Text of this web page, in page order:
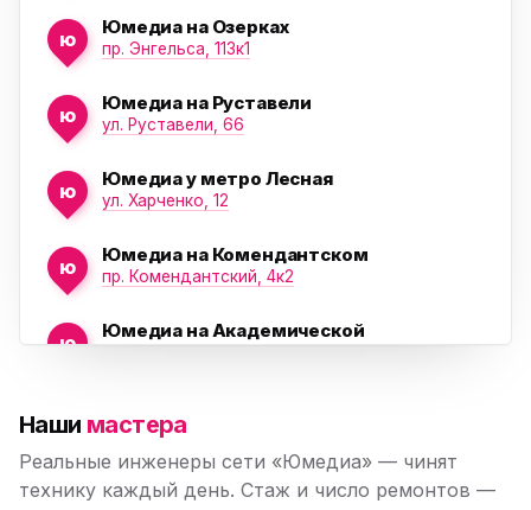
ю
Юмедиа на Озерках
пр. Энгельса, 113к1
ю
Юмедиа на Руставели
ул. Руставели, 66
ю
Юмедиа у метро Лесная
ул. Харченко, 12
ю
Юмедиа на Комендантском
пр. Комендантский, 4к2
ю
Юмедиа на Академической
ю Морская набережная, 35
ю
Юмедиа на Наставников
пр. Наставников 35
Наши мастера
Реальные инженеры сети «Юмедиа» — чинят
технику каждый день. Стаж и число ремонтов —